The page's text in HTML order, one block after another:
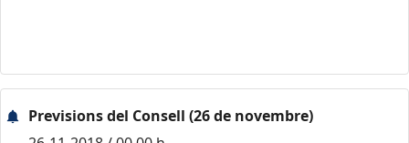
Previsions del Consell (26 de novembre)